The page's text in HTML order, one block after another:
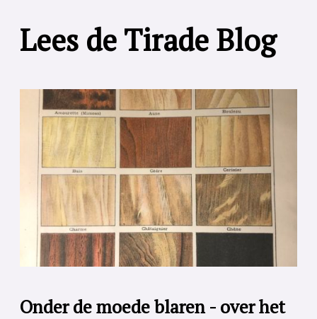
Lees de Tirade Blog
Onder de moede blaren - over het